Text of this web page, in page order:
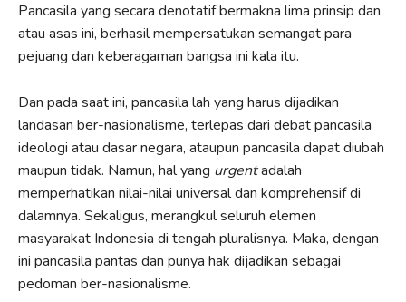
Pancasila yang secara denotatif bermakna lima prinsip dan
atau asas ini, berhasil mempersatukan semangat para
pejuang dan keberagaman bangsa ini kala itu.
Dan pada saat ini, pancasila lah yang harus dijadikan
landasan ber-nasionalisme, terlepas dari debat pancasila
ideologi atau dasar negara, ataupun pancasila dapat diubah
maupun tidak. Namun, hal yang urgentadalah
memperhatikan nilai-nilai universal dan komprehensif di
dalamnya. Sekaligus, merangkul seluruh elemen
masyarakat Indonesia di tengah pluralisnya. Maka, dengan
ini pancasila pantas dan punya hak dijadikan sebagai
pedoman ber-nasionalisme.